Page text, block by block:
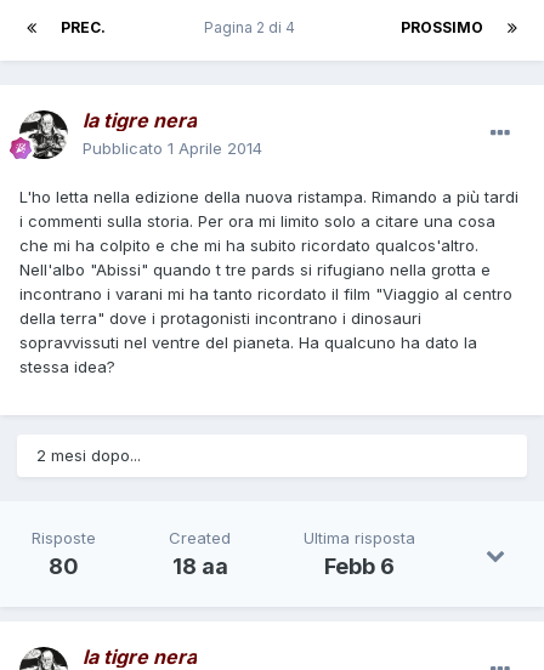
PREC. PROSSIMO
Pagina 2 di 4
la tigre nera
Pubblicato 1 Aprile 2014
L'ho letta nella edizione della nuova ristampa. Rimando a più tardi
i commenti sulla storia. Per ora mi limito solo a citare una cosa
che mi ha colpito e che mi ha subito ricordato qualcos'altro.
Nell'albo "Abissi" quando t tre pards si rifugiano nella grotta e
incontrano i varani mi ha tanto ricordato il film "Viaggio al centro
della terra" dove i protagonisti incontrano i dinosauri
sopravvissuti nel ventre del pianeta. Ha qualcuno ha dato la
stessa idea?
2 mesi dopo...
Risposte
80
Created
18 aa
Ultima risposta
Febb 6
la tigre nera